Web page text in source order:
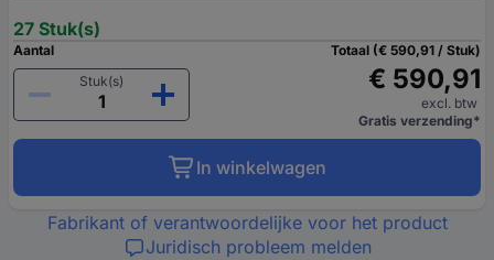
27 Stuk(s)
Aantal
Stuk(s)
Totaal (€ 590,91 / Stuk)
€ 590,91
excl. btw
Gratis verzending*
In winkelwagen
Fabrikant of verantwoordelijke voor het product
Juridisch probleem melden